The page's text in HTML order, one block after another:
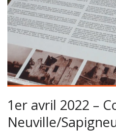
1er avril 2022 –
Neuville/